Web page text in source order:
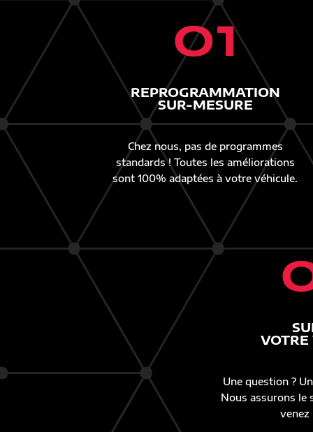
01
REPROGRAMMATION
SUR-MESURE
Chez nous, pas de programmes
standards ! Toutes les améliorations
sont 100% adaptées à votre véhicule.
Une question ?
Nous assurons le
venez